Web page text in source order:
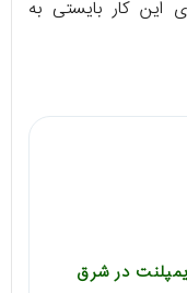
این کار بایستی به
در شرق